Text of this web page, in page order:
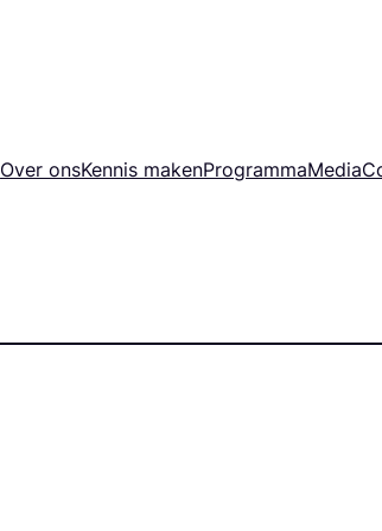
Over onsKennis makenProgrammaMedia